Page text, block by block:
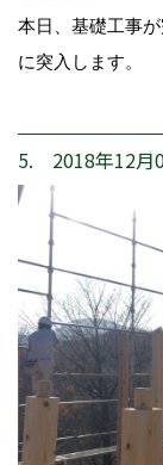
本日、基礎工事
に突入します。
5. 2018年12月